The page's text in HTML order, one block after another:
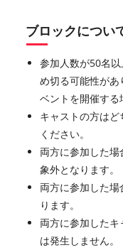
ブロックについ
参加人数が50名
め切る可能性があ
ベントを開催する
キャストの方は
ください。
両方に参加した
象外となります。
両方に参加した
ります。
両方に参加した
は発生しません。